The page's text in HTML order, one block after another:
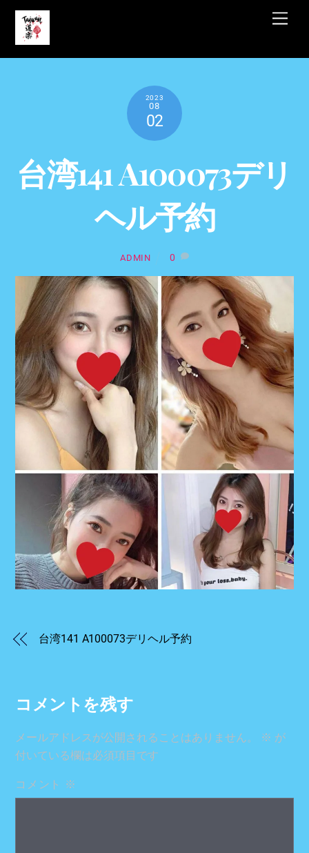
Skip
content
2023
08
02
台湾141 A100073デリ
ヘル予約
ADMIN 0
台湾141 A100073デリヘル予約
コメントを残す
メールアドレスが公開されることはありません。 ※ が
付いている欄は必須項目です
コメント ※